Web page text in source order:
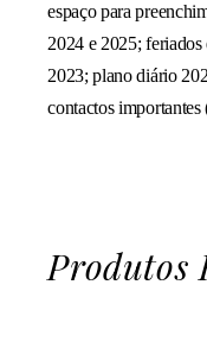
espaço para
2024 e 2025;
2023; plano diário
contactos
Produtos